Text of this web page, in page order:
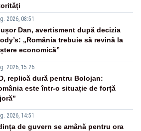
2026, 08:51
Dan, avertisment după decizia
„România trebuie să revină la
economică”
2026, 15:26
replică dură pentru Bolojan:
este într-o situație de forță
2026, 14:51
de guvern se amână pentru ora